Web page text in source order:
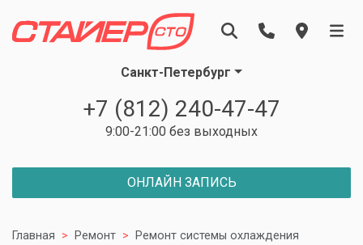
Санкт-Петербург
+7 (812) 240-47-47
9:00-21:00 без выходных
ОНЛАЙН ЗАПИСЬ
Главная Ремонт
Ремонт системы охлаждения